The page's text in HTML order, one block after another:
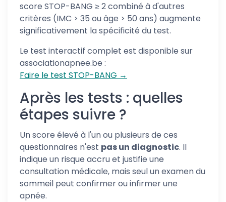
score STOP-BANG ≥ 2 combiné à d'autres
critères (IMC > 35 ou âge > 50 ans) augmente
significativement la spécificité du test.
Le test interactif complet est disponible sur
associationapnee.be :
Faire le test STOP-BANG →
Après les tests : quelles
étapes suivre ?
Un score élevé à l'un ou plusieurs de ces
questionnaires n'est pas un diagnostic. Il
indique un risque accru et justifie une
consultation médicale, mais seul un examen du
sommeil peut confirmer ou infirmer une
apnée.